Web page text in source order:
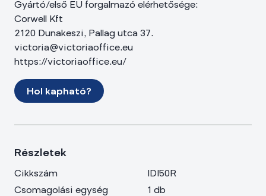
Gyártó/első EU forgalmazó elérhetősége:
Corwell Kft
2120 Dunakeszi, Pallag utca 37.
victoria@victoriaoffice.eu
https://victoriaoffice.eu/
Hol kapható?
Részletek
Cikkszám
IDI50R
Csomagolási egység
1 db